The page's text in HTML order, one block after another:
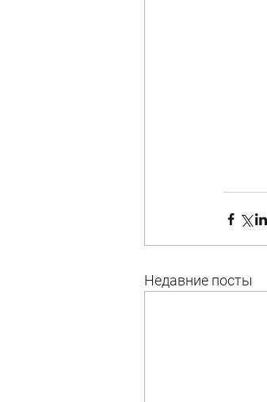
Недавние посты